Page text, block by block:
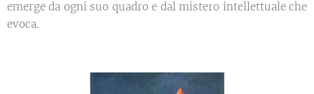
emerge da ogni suo quadro e dal mistero intellettuale che
evoca.